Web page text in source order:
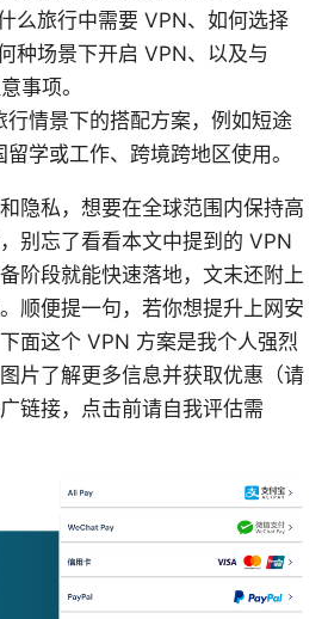
么旅行中需要 VPN、如何选择
种场景下开启 VPN、以及与
事项。
行情景下的搭配方案，例如短途
学或工作、跨境跨地区使用。
隐私，想要在全球范围内保持高
别忘了看看本文中提到的 VPN
阶段就能快速落地，文末还附上
顺便提一句，若你想提升上网安
面这个 VPN 方案是我个人强烈
片了解更多信息并获取优惠（请
链接，点击前请自我评估需